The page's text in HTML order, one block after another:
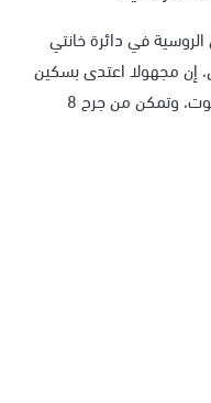
في دائرة خانتي
إن مجهولا اعتدى بسكين
على المارة في شارع رئيسي بمدينة سورغوت، وتمكن من جرح 8